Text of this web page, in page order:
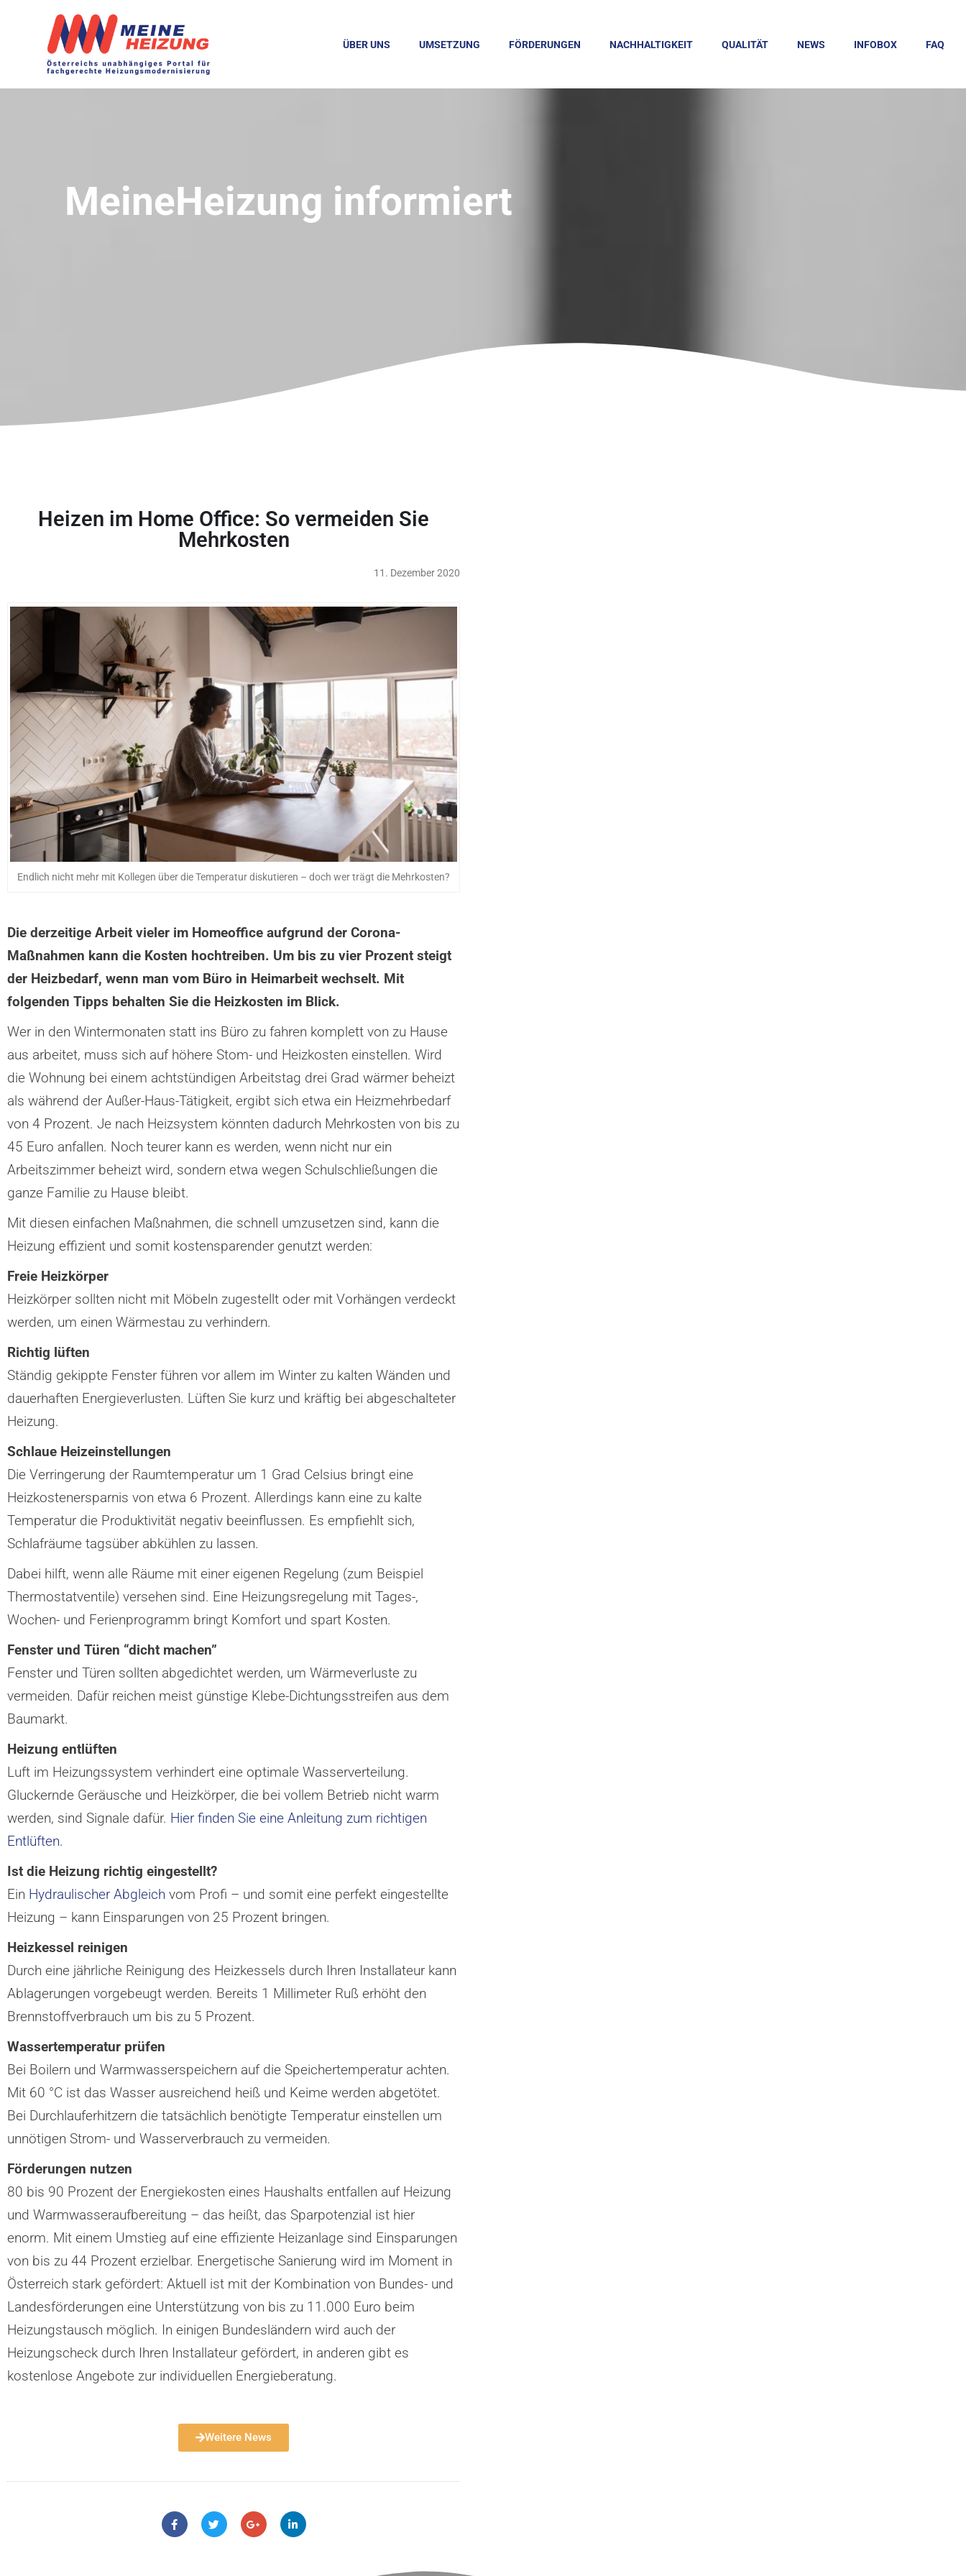
ÜBER UNS UMSETZUNG FÖRDERUNGEN NACHHALTIGKEIT QUALITÄT NEWS INFOBOX FAQ
MeineHeizung informiert
Heizen im Home Office: So vermeiden Sie
Mehrkosten
11. Dezember 2020
Endlich nicht mehr mit Kollegen über die Temperatur diskutieren – doch wer trägt die Mehrkosten?
Die derzeitige Arbeit vieler im Homeoffice aufgrund der Corona-
Maßnahmen kann die Kosten hochtreiben. Um bis zu vier Prozent steigt
der Heizbedarf, wenn man vom Büro in Heimarbeit wechselt. Mit
folgenden Tipps behalten Sie die Heizkosten im Blick.
Wer in den Wintermonaten statt ins Büro zu fahren komplett von zu Hause
aus arbeitet, muss sich auf höhere Stom- und Heizkosten einstellen. Wird
die Wohnung bei einem achtstündigen Arbeitstag drei Grad wärmer beheizt
als während der Außer-Haus-Tätigkeit, ergibt sich etwa ein Heizmehrbedarf
von 4 Prozent. Je nach Heizsystem könnten dadurch Mehrkosten von bis zu
45 Euro anfallen. Noch teurer kann es werden, wenn nicht nur ein
Arbeitszimmer beheizt wird, sondern etwa wegen Schulschließungen die
ganze Familie zu Hause bleibt.
Mit diesen einfachen Maßnahmen, die schnell umzusetzen sind, kann die
Heizung effizient und somit kostensparender genutzt werden:
Freie Heizkörper
Heizkörper sollten nicht mit Möbeln zugestellt oder mit Vorhängen verdeckt
werden, um einen Wärmestau zu verhindern.
Richtig lüften
Ständig gekippte Fenster führen vor allem im Winter zu kalten Wänden und
dauerhaften Energieverlusten. Lüften Sie kurz und kräftig bei abgeschalteter
Heizung.
Schlaue Heizeinstellungen
Die Verringerung der Raumtemperatur um 1 Grad Celsius bringt eine
Heizkostenersparnis von etwa 6 Prozent. Allerdings kann eine zu kalte
Temperatur die Produktivität negativ beeinflussen. Es empfiehlt sich,
Schlafräume tagsüber abkühlen zu lassen.
Dabei hilft, wenn alle Räume mit einer eigenen Regelung (zum Beispiel
Thermostatventile) versehen sind. Eine Heizungsregelung mit Tages-,
Wochen- und Ferienprogramm bringt Komfort und spart Kosten.
Fenster und Türen “dicht machen”
Fenster und Türen sollten abgedichtet werden, um Wärmeverluste zu
vermeiden. Dafür reichen meist günstige Klebe-Dichtungsstreifen aus dem
Baumarkt.
Heizung entlüften
Luft im Heizungssystem verhindert eine optimale Wasserverteilung.
Gluckernde Geräusche und Heizkörper, die bei vollem Betrieb nicht warm
werden, sind Signale dafür. Hier finden Sie eine Anleitung zum richtigen
Entlüften.
Ist die Heizung richtig eingestellt?
Ein Hydraulischer Abgleich vom Profi – und somit eine perfekt eingestellte
Heizung – kann Einsparungen von 25 Prozent bringen.
Heizkessel reinigen
Durch eine jährliche Reinigung des Heizkessels durch Ihren Installateur kann
Ablagerungen vorgebeugt werden. Bereits 1 Millimeter Ruß erhöht den
Brennstoffverbrauch um bis zu 5 Prozent.
Wassertemperatur prüfen
Bei Boilern und Warmwasserspeichern auf die Speichertemperatur achten.
Mit 60 °C ist das Wasser ausreichend heiß und Keime werden abgetötet.
Bei Durchlauferhitzern die tatsächlich benötigte Temperatur einstellen um
unnötigen Strom- und Wasserverbrauch zu vermeiden.
Förderungen nutzen
80 bis 90 Prozent der Energiekosten eines Haushalts entfallen auf Heizung
und Warmwasseraufbereitung – das heißt, das Sparpotenzial ist hier
enorm. Mit einem Umstieg auf eine effiziente Heizanlage sind Einsparungen
von bis zu 44 Prozent erzielbar. Energetische Sanierung wird im Moment in
Österreich stark gefördert: Aktuell ist mit der Kombination von Bundes- und
Landesförderungen eine Unterstützung von bis zu 11.000 Euro beim
Heizungstausch möglich. In einigen Bundesländern wird auch der
Heizungscheck durch Ihren Installateur gefördert, in anderen gibt es
kostenlose Angebote zur individuellen Energieberatung.
Weitere News